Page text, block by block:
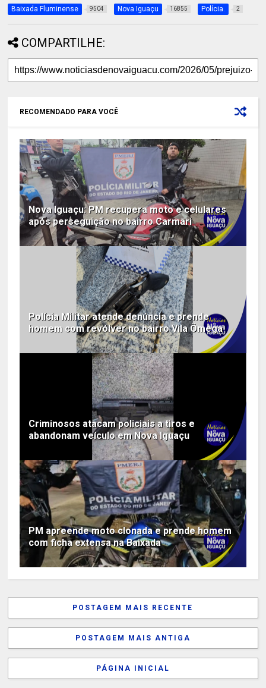
Baixada Fluminense 9504 Nova Iguaçu 16855 Polícia. 2
COMPARTILHE:
RECOMENDADO PARA VOCÊ
Nova Iguaçu: PM recupera moto e celulares
após perseguição no bairro Carmari
Polícia Militar atende denúncia e prende
homem com revólver no bairro Vila Ômega
Criminosos atacam policiais a tiros e
abandonam veículo em Nova Iguaçu
PM apreende moto clonada e prende homem
com ficha extensa na Baixada
POSTAGEM MAIS RECENTE
POSTAGEM MAIS ANTIGA
PÁGINA INICIAL